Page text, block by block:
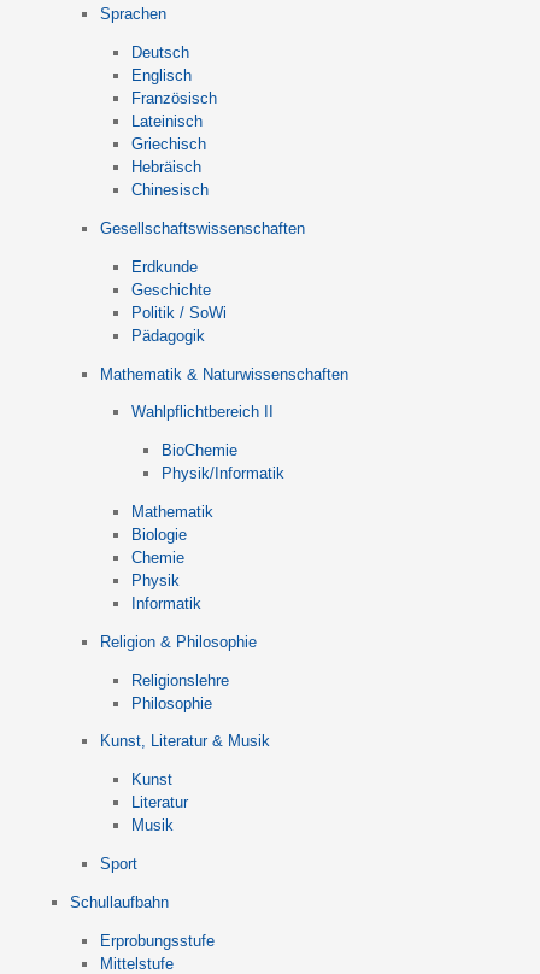
Sprachen
Deutsch
Englisch
Französisch
Lateinisch
Griechisch
Hebräisch
Chinesisch
Gesellschaftswissenschaften
Erdkunde
Geschichte
Politik / SoWi
Pädagogik
Mathematik & Naturwissenschaften
Wahlpflichtbereich II
BioChemie
Physik/Informatik
Mathematik
Biologie
Chemie
Physik
Informatik
Religion & Philosophie
Religionslehre
Philosophie
Kunst, Literatur & Musik
Kunst
Literatur
Musik
Sport
Schullaufbahn
Erprobungsstufe
Mittelstufe